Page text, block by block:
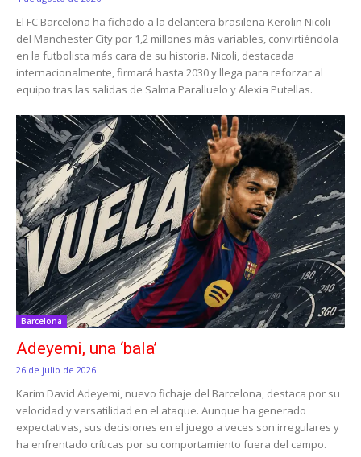
El FC Barcelona ha fichado a la delantera brasileña Kerolin Nicoli
del Manchester City por 1,2 millones más variables, convirtiéndola
en la futbolista más cara de su historia. Nicoli, destacada
internacionalmente, firmará hasta 2030 y llega para reforzar al
equipo tras las salidas de Salma Paralluelo y Alexia Putellas.
Barcelona
Adeyemi, una ‘bala’
26 de julio de 2026
Karim David Adeyemi, nuevo fichaje del Barcelona, destaca por su
velocidad y versatilidad en el ataque. Aunque ha generado
expectativas, sus decisiones en el juego a veces son irregulares y
ha enfrentado críticas por su comportamiento fuera del campo.